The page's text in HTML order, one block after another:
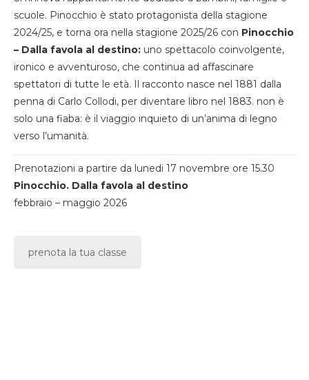
scuole. Pinocchio è stato protagonista della stagione
2024/25, e torna ora nella stagione 2025/26 con Pinocchio
– Dalla favola al destino: uno spettacolo coinvolgente,
ironico e avventuroso, che continua ad affascinare
spettatori di tutte le età. Il racconto nasce nel 1881 dalla
penna di Carlo Collodi, per diventare libro nel 1883. non è
solo una fiaba: è il viaggio inquieto di un’anima di legno
verso l’umanità.
Prenotazioni a partire da lunedi 17 novembre ore 15.30
Pinocchio. Dalla favola al destino
febbraio – maggio 2026
prenota la tua classe